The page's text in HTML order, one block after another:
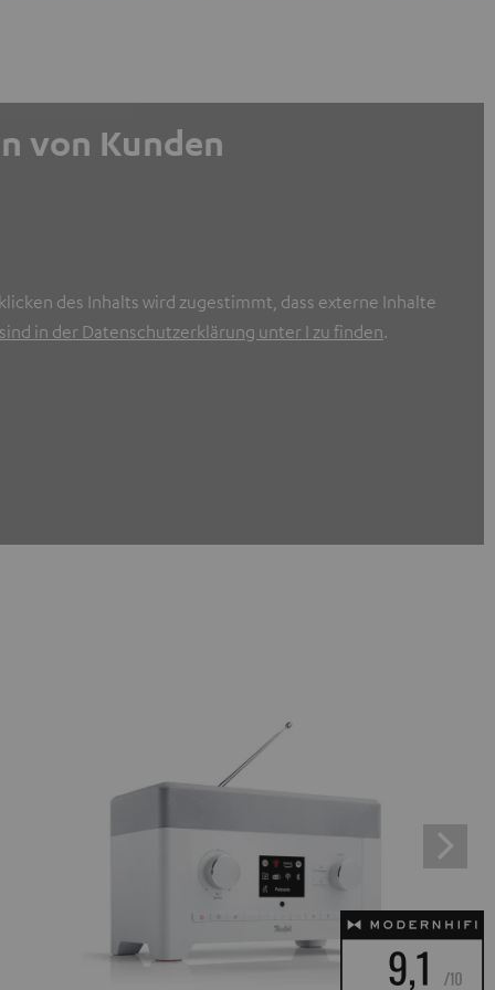
von Kunden
des Inhalts wird zugestimmt, dass externe Inhalte
in der Datenschutzerklärung unter I zu finden.